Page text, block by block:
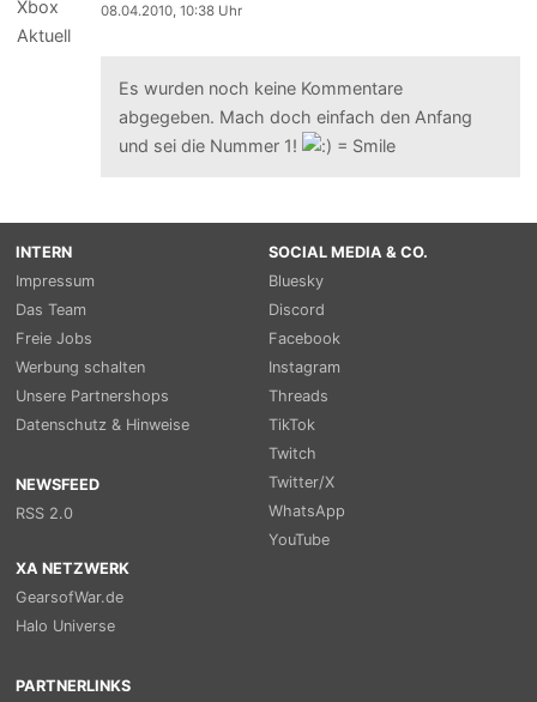
08.04.2010, 10:38 Uhr
Es wurden noch keine Kommentare
abgegeben. Mach doch einfach den Anfang
und sei die Nummer 1!
INTERN
Impressum
Das Team
Freie Jobs
Werbung schalten
Unsere Partnershops
Datenschutz & Hinweise
NEWSFEED
RSS 2.0
SOCIAL MEDIA & CO.
Bluesky
Discord
Facebook
Instagram
Threads
TikTok
Twitch
Twitter/X
WhatsApp
YouTube
XA NETZWERK
GearsofWar.de
Halo Universe
PARTNERLINKS